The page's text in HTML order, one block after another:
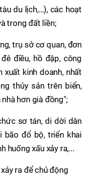
du lịch,…), các hoạt
trong đất liền;
trụ sở cơ quan, đơn
điều, hồ đập, công
kinh doanh, nhất
thủy sản trên biển,
hơn già đồng";
sơ tán, di dời dân
đổ bộ, triển khai
huống xấu xảy ra,...
ra để chủ động